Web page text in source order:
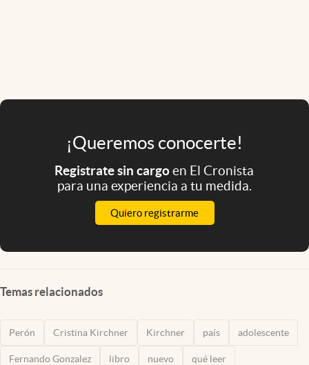
¡Queremos conocerte!
Registrate sin cargoen El Cronista
para una experiencia a tu medida.
Quiero registrarme
Temas relacionados
Perón Cristina Kirchner Kirchner país adolescente
Fernando Gonzalez libro nuevo qué leer